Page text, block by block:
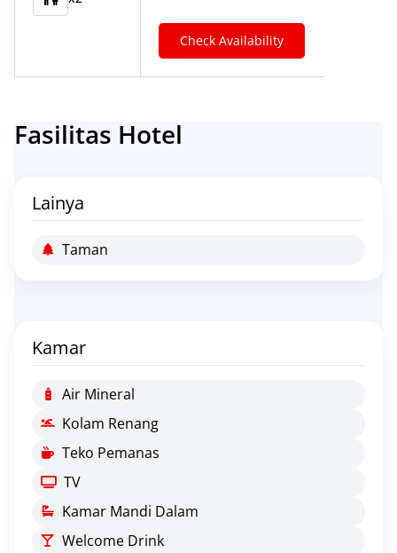
Check Availability
Fasilitas Hotel
Lainya
Taman
Kamar
Air Mineral
Kolam Renang
Teko Pemanas
TV
Kamar Mandi Dalam
Welcome Drink